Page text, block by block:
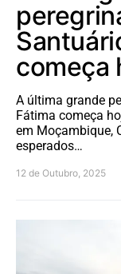
começa
A última grande
Fátima começa
em Moçambique,
esperados…
12 de Outubro, 2025